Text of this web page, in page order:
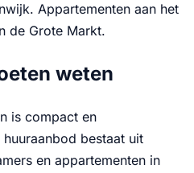
Appartementen aan het
de Grote Markt.
weten
is compact en
bestaat uit
en appartementen in